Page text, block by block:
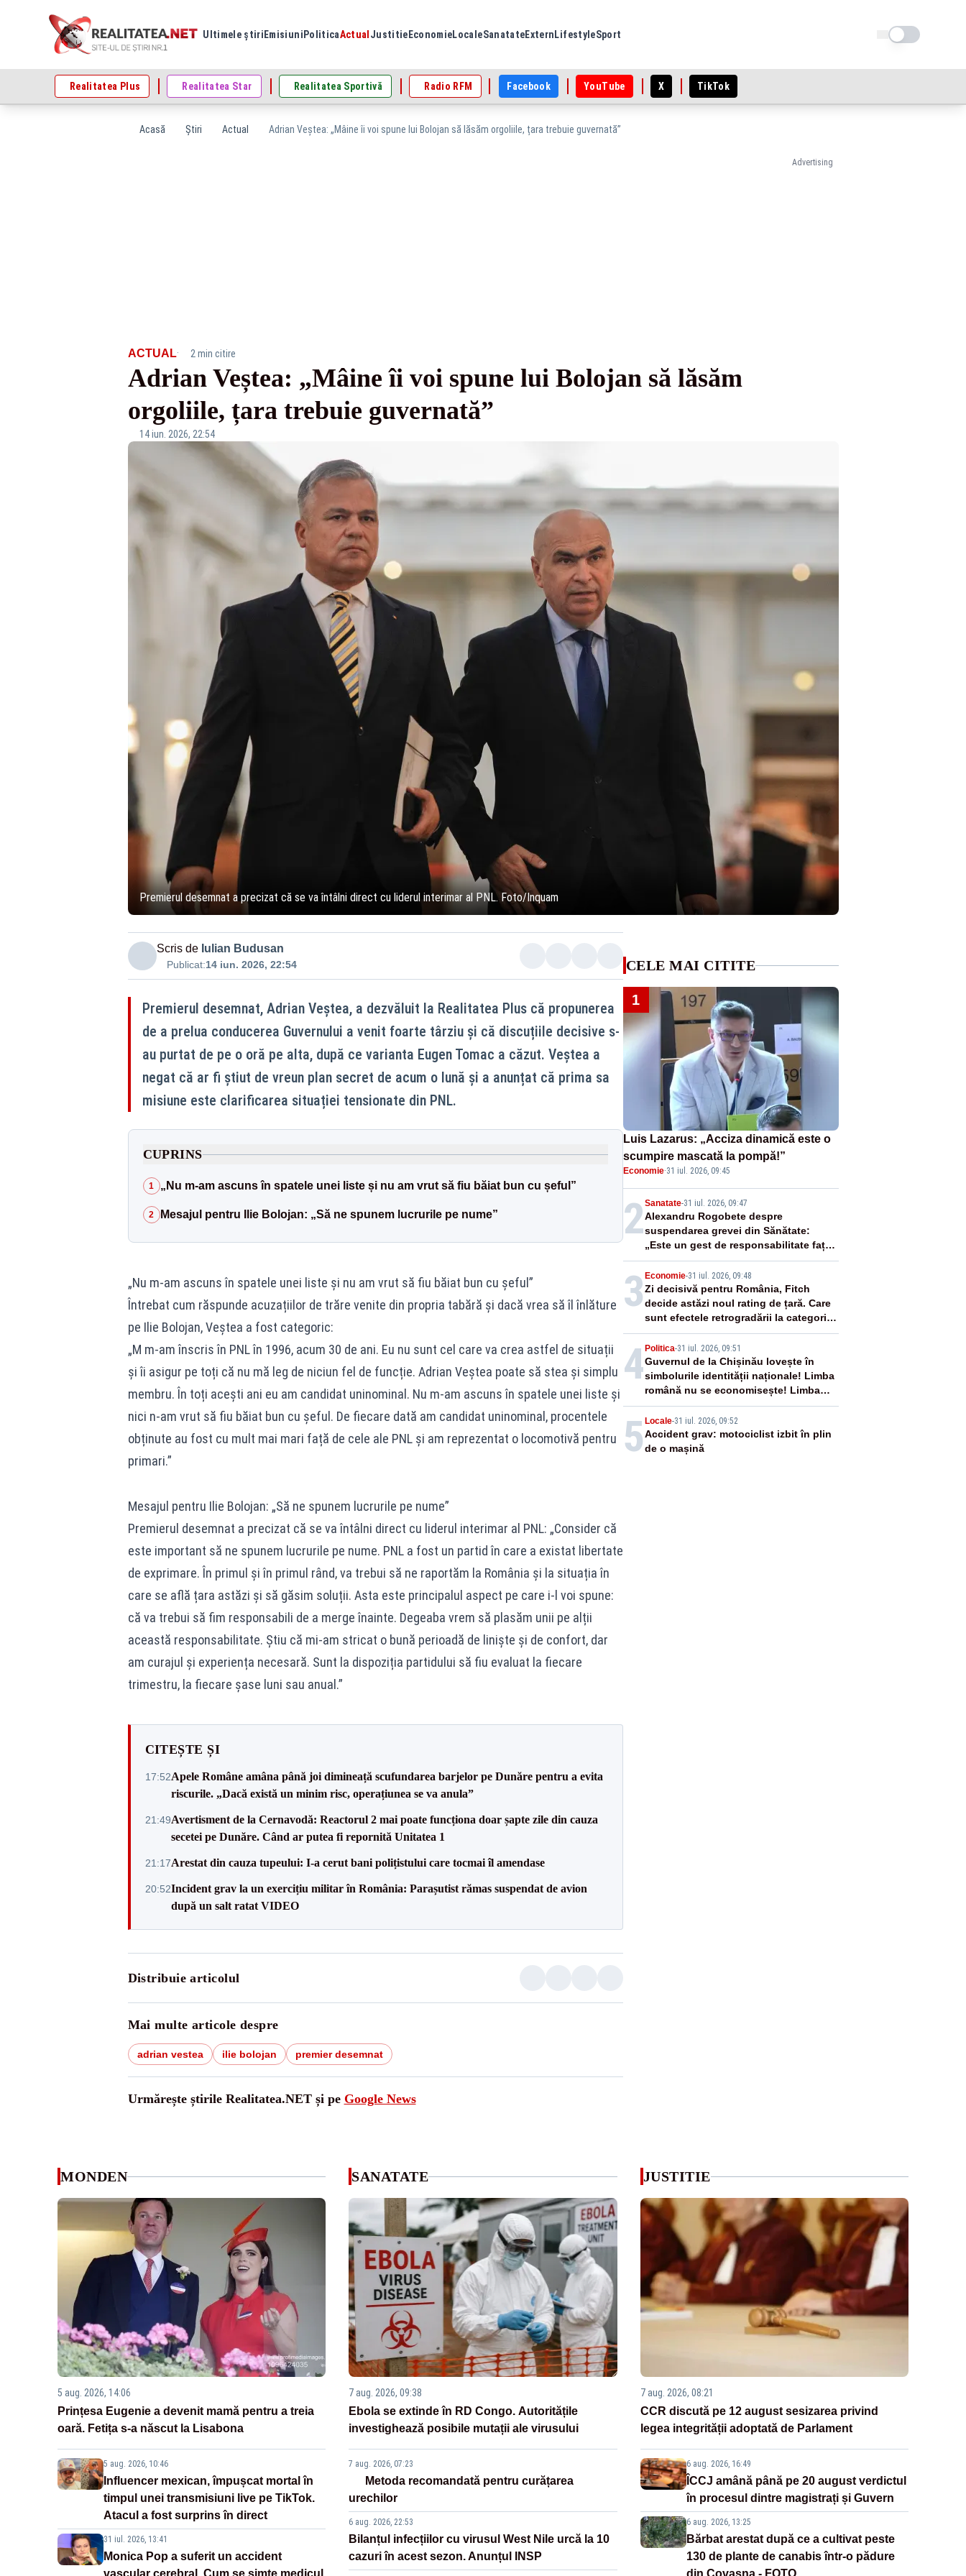
Ultimele știri Emisiuni PoliticaActual Justitie EconomieLocaleSanatateExtern LifestyleSport Schimba tema
Realitatea Plus Realitatea Star Realitatea Sportivă Radio RFM Facebook YouTube X TikTok
Acasă Știri Actual Adrian Veștea: „Mâine îi voi spune lui Bolojan să lăsăm orgoliile, țara trebuie guvernată”
Advertising
ACTUAL· 2 min citire
Adrian Veștea: „Mâine îi voi spune lui Bolojan să lăsăm
orgoliile, țara trebuie guvernată”
14 iun. 2026, 22:54
Premierul desemnat a precizat că se va întâlni direct cu liderul interimar al PNL. Foto/Inquam
Scris de Iulian Budusan
Publicat:14 iun. 2026, 22:54
Premierul desemnat, Adrian Veștea, a dezvăluit la Realitatea Plus că propunerea
de a prelua conducerea Guvernului a venit foarte târziu și că discuțiile decisive s-
au purtat de pe o oră pe alta, după ce varianta Eugen Tomac a căzut. Veștea a
negat că ar fi știut de vreun plan secret de acum o lună și a anunțat că prima sa
misiune este clarificarea situației tensionate din PNL.
CUPRINS
1 „Nu m-am ascuns în spatele unei liste și nu am vrut să fiu băiat bun cu șeful”
2 Mesajul pentru Ilie Bolojan: „Să ne spunem lucrurile pe nume”
„Nu m-am ascuns în spatele unei liste și nu am vrut să fiu băiat bun cu șeful”
Întrebat cum răspunde acuzațiilor de trăre venite din propria tabără și dacă vrea să îl înlăture
pe Ilie Bolojan, Veștea a fost categoric:
„M m-am înscris în PNL în 1996, acum 30 de ani. Eu nu sunt cel care va crea astfel de situații
și îi asigur pe toți că nu mă leg de niciun fel de funcție. Adrian Veștea poate să stea și simplu
membru. În toți acești ani eu am candidat uninominal. Nu m-am ascuns în spatele unei liste și
nici n-am vrut să fiu băiat bun cu șeful. De fiecare dată am candidat uninominal, procentele
obținute au fost cu mult mai mari față de cele ale PNL și am reprezentat o locomotivă pentru
primari.”
Mesajul pentru Ilie Bolojan: „Să ne spunem lucrurile pe nume”
Premierul desemnat a precizat că se va întâlni direct cu liderul interimar al PNL: „Consider că
este important să ne spunem lucrurile pe nume. PNL a fost un partid în care a existat libertate
de exprimare. În primul și în primul rând, va trebui să ne raportăm la România și la situația în
care se află țara astăzi și să găsim soluții. Asta este principalul aspect pe care i-l voi spune:
că va trebui să fim responsabili de a merge înainte. Degeaba vrem să plasăm unii pe alții
această responsabilitate. Știu că mi-am stricat o bună perioadă de liniște și de confort, dar
am curajul și experiența necesară. Sunt la dispoziția partidului să fiu evaluat la fiecare
trimestru, la fiecare șase luni sau anual.”
CITEȘTE ȘI
17:52Apele Române amâna până joi dimineață scufundarea barjelor pe Dunăre pentru a evita
riscurile. „Dacă există un minim risc, operațiunea se va anula”
21:49Avertisment de la Cernavodă: Reactorul 2 mai poate funcționa doar șapte zile din cauza
secetei pe Dunăre. Când ar putea fi repornită Unitatea 1
21:17Arestat din cauza tupeului: I-a cerut bani polițistului care tocmai îl amendase
20:52Incident grav la un exercițiu militar în România: Parașutist rămas suspendat de avion
după un salt ratat VIDEO
Distribuie articolul
Mai multe articole despre
adrian vestea ilie bolojan premier desemnat
Urmărește știrile Realitatea.NET și pe Google News
CELE MAI CITITE
1
Luis Lazarus: „Acciza dinamică este o
scumpire mascată la pompă!”
Economie·31 iul. 2026, 09:45
2Sanatate-31 iul. 2026, 09:47
Alexandru Rogobete despre
suspendarea grevei din Sănătate:
„Este un gest de responsabilitate față
de pacienți”
3 Economie-31 iul. 2026, 09:48
Zi decisivă pentru România, Fitch
decide astăzi noul rating de țară. Care
sunt efectele retrogradării la categoria
„junk”
4 Politica-31 iul. 2026, 09:51
Guvernul de la Chișinău lovește în
simbolurile identității naționale! Limba
română nu se economisește! Limba
română se sărbătorește!
5 Locale-31 iul. 2026, 09:52
Accident grav: motociclist izbit în plin
de o mașină
MONDEN
5 aug. 2026, 14:06
Prințesa Eugenie a devenit mamă pentru a treia
oară. Fetița s-a născut la Lisabona
5 aug. 2026, 10:46
Influencer mexican, împușcat mortal în
timpul unei transmisiuni live pe TikTok.
Atacul a fost surprins în direct
31 iul. 2026, 13:41
Monica Pop a suferit un accident
SANATATE
7 aug. 2026, 09:38
Ebola se extinde în RD Congo. Autoritățile
investighează posibile mutații ale virusului
7 aug. 2026, 07:23
Metoda recomandată pentru curățarea
urechilor
6 aug. 2026, 22:53
Bilanțul infecțiilor cu virusul West Nile urcă la 10
cazuri în acest sezon. Anunțul INSP
JUSTITIE
7 aug. 2026, 08:21
CCR discută pe 12 august sesizarea privind
legea integrității adoptată de Parlament
6 aug. 2026, 16:49
ÎCCJ amână până pe 20 august verdictul
în procesul dintre magistrați și Guvern
6 aug. 2026, 13:25
Bărbat arestat după ce a cultivat peste
130 de plante de canabis într-o pădure